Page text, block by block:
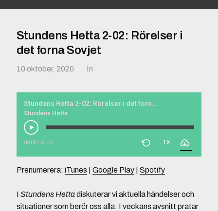
Stundens Hetta 2-02: Rörelser i
det forna Sovjet
10 oktober, 2020 In
Stundens Hetta 2-02: Rörelser i det forna Sovjet
Stundens Hetta
00:00/54:56 1X
Prenumerera: iTunes Google Play| Spotify
I Stundens Hettadiskuterar vi aktuella händelser och
situationer som berör oss alla. I veckans avsnitt pratar